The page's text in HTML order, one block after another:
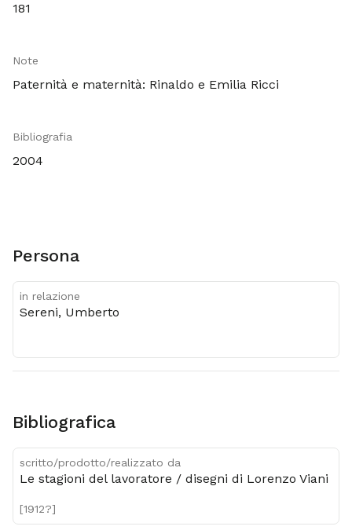
181
Note
Paternità e maternità: Rinaldo e Emilia Ricci
Bibliografia
2004
Persona
in relazione
Sereni, Umberto
Bibliografica
scritto/prodotto/realizzato da
Le stagioni del lavoratore / disegni di Lorenzo Viani
[1912?]